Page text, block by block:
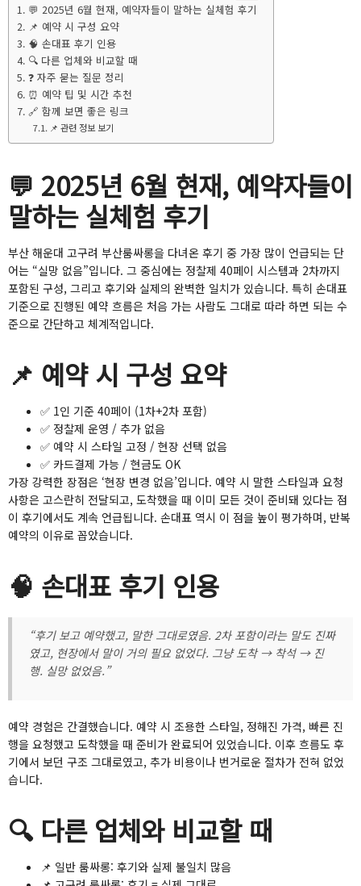
💬 2025년 6월 현재, 예약자들이 말하는 실체험 후기
📌 예약 시 구성 요약
🧠 손대표 후기 인용
🔍 다른 업체와 비교할 때
❓ 자주 묻는 질문 정리
⏰ 예약 팁 및 시간 추천
🔗 함께 보면 좋은 링크
📌 관련 정보 보기
💬 2025년 6월 현재, 예약자들이
말하는 실체험 후기
부산 해운대 고구려 부산룸싸롱을 다녀온 후기 중 가장 많이 언급되는 단
어는 “실망 없음”입니다. 그 중심에는 정찰제 40페이 시스템과 2차까지
포함된 구성, 그리고 후기와 실제의 완벽한 일치가 있습니다. 특히 손대표
기준으로 진행된 예약 흐름은 처음 가는 사람도 그대로 따라 하면 되는 수
준으로 간단하고 체계적입니다.
📌 예약 시 구성 요약
✅ 1인 기준 40페이 (1차+2차 포함)
✅ 정찰제 운영 / 추가 없음
✅ 예약 시 스타일 고정 / 현장 선택 없음
✅ 카드결제 가능 / 현금도 OK
가장 강력한 장점은 ‘현장 변경 없음’입니다. 예약 시 말한 스타일과 요청
사항은 고스란히 전달되고, 도착했을 때 이미 모든 것이 준비돼 있다는 점
이 후기에서도 계속 언급됩니다. 손대표 역시 이 점을 높이 평가하며, 반복
예약의 이유로 꼽았습니다.
🧠 손대표 후기 인용
“후기 보고 예약했고, 말한 그대로였음. 2차 포함이라는 말도 진짜
였고, 현장에서 말이 거의 필요 없었다. 그냥 도착 → 착석 → 진
행. 실망 없었음.”
예약 경험은 간결했습니다. 예약 시 조용한 스타일, 정해진 가격, 빠른 진
행을 요청했고 도착했을 때 준비가 완료되어 있었습니다. 이후 흐름도 후
기에서 보던 구조 그대로였고, 추가 비용이나 번거로운 절차가 전혀 없었
습니다.
🔍 다른 업체와 비교할 때
📌 일반 룸싸롱: 후기와 실제 불일치 많음